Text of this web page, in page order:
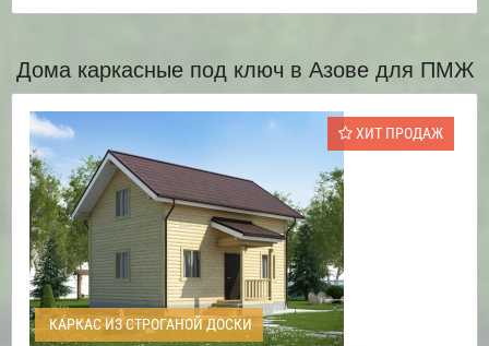
Дома каркасные под ключ в Азове для ПМЖ
ХИТ ПРОДАЖ
КАРКАС ИЗ СТРОГАНОЙ ДОСКИ